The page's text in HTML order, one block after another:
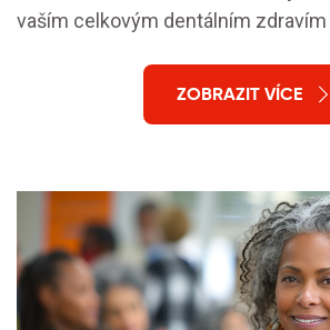
vaším celkovým dentálním zdravím
ZOBRAZIT VÍCE